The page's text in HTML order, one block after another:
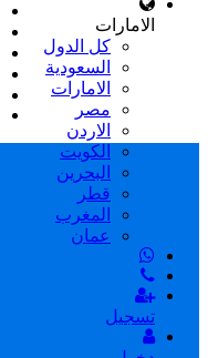
الامارات
كل الدول
السعودية
الامارات
مصر
الاردن
الكويت
البحرين
قطر
المغرب
عمان
تسجيل